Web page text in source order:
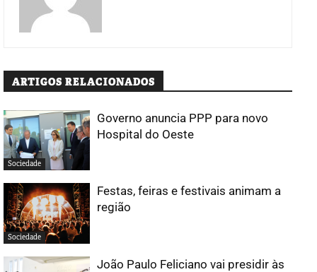
ARTIGOS RELACIONADOS
Sociedade
Governo anuncia PPP para novo
Hospital do Oeste
Sociedade
Festas, feiras e festivais animam a
região
João Paulo Feliciano vai presidir às